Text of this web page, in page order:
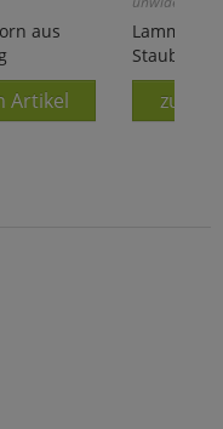
aus
Artikel
Lammfell-
zum